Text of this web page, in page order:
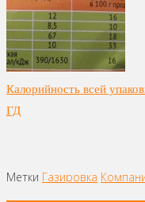
Калорийность всей
ГД
Метки Газировка